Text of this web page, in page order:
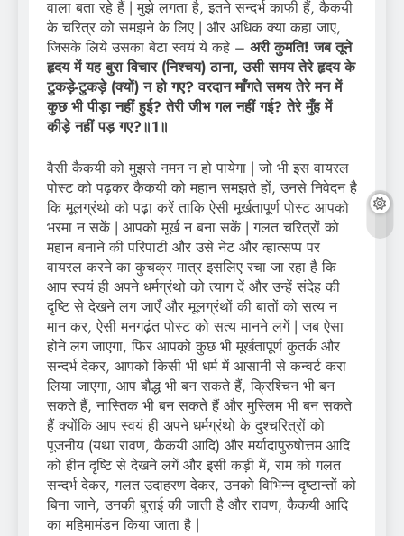
वाला बता रहे हैं | मुझे लगता है, इतने सन्दर्भ काफी हैं, कैकयी
के चरित्र को समझने के लिए | और अधिक क्या कहा जाए,
जिसके लिये उसका बेटा स्वयं ये कहे – अरी कुमति! जब तूने
हृदय में यह बुरा विचार (निश्चय) ठाना,उसी समय तेरे हृदय के
टुकड़े-टुकड़े (क्यों) न हो गए?वरदान माँगते समय तेरे मन में
कुछ भी पीड़ा नहीं हुई?तेरी जीभ गल नहीं गई?तेरे मुँह में
कीड़े नहीं पड़ गए?॥1॥
वैसी कैकयी को मुझसे नमन न हो पायेगा | जो भी इस वायरल
पोस्ट को पढ़कर कैकयी को महान समझते हों, उनसे निवेदन है
कि मूलग्रंथो को पढ़ा करें ताकि ऐसी मूर्खतापूर्ण पोस्ट आपको
भरमा न सकें | आपको मूर्ख न बना सकें | गलत चरित्रों को
महान बनाने की परिपाटी और उसे नेट और व्हात्सप्प पर
वायरल करने का कुचक्र मात्र इसलिए रचा जा रहा है कि
आप स्वयं ही अपने धर्मग्रंथो को त्याग दें और उन्हें संदेह की
दृष्टि से देखने लग जाएँ और मूलग्रंथों की बातों को सत्य न
मान कर, ऐसी मनगढ़ंत पोस्ट को सत्य मानने लगें | जब ऐसा
होने लग जाएगा, फिर आपको कुछ भी मूर्खतापूर्ण कुतर्क और
सन्दर्भ देकर, आपको किसी भी धर्म में आसानी से कन्वर्ट करा
लिया जाएगा, आप बौद्ध भी बन सकते हैं, क्रिश्चिन भी बन
सकते हैं, नास्तिक भी बन सकते हैं और मुस्लिम भी बन सकते
हैं क्योंकि आप स्वयं ही अपने धर्मग्रंथो के दुश्चरित्रों को
पूजनीय (यथा रावण, कैकयी आदि) और मर्यादापुरुषोत्तम आदि
को हीन दृष्टि से देखने लगें और इसी कड़ी में, राम को गलत
सन्दर्भ देकर, गलत उदाहरण देकर, उनको विभिन्न दृष्टान्तों को
बिना जाने, उनकी बुराई की जाती है और रावण, कैकयी आदि
का महिमामंडन किया जाता है |